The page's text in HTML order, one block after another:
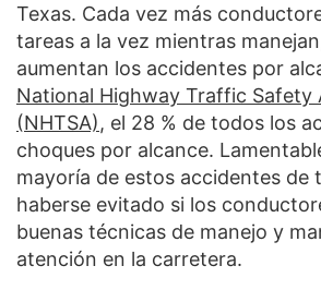
Texas. Cada vez más
tareas a la vez mientras
aumentan los accidentes por
National Highway Traffic Safety
(NHTSA), el 28 % de todos los
choques por alcance.
mayoría de estos accidentes de
haberse evitado si los
buenas técnicas de manejo y
atención en la carretera.